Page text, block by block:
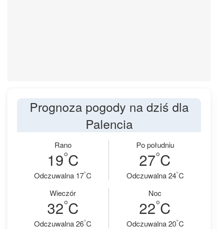
Prognoza pogody na dziś dla
Palencia
Rano
19°C
Odczuwalna 17°C
Po południu
27°C
Odczuwalna 24°C
Wieczór
32°C
Odczuwalna 26°C
Noc
22°C
Odczuwalna 20°C